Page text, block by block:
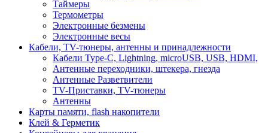
Таймеры
Термометры
Электронные безмены
Электронные весы
Кабели, TV-тюнеры, антенны и принадлежности
Кабели Type-C, Lightning, microUSB, USB, HDMI,
Антенные переходники, штекера, гнезда
Антенные Разветвители
TV-Приставки, TV-тюнеры
Антенны
Карты памяти, flash накопители
Клей & Герметик